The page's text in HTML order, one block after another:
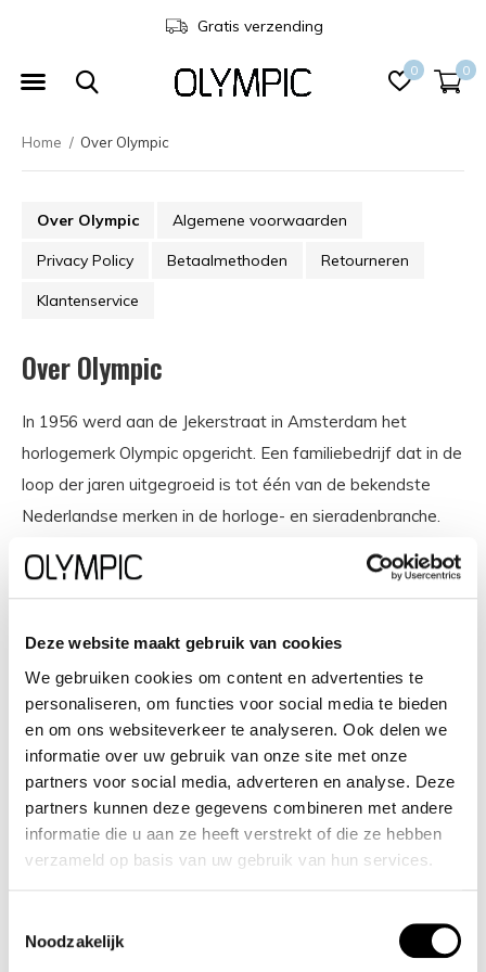
Deze website maakt gebruik van cookies
We gebruiken cookies om content en advertenties te
personaliseren, om functies voor social media te bieden
en om ons websiteverkeer te analyseren. Ook delen we
informatie over uw gebruik van onze site met onze
partners voor social media, adverteren en analyse. Deze
partners kunnen deze gegevens combineren met andere
informatie die u aan ze heeft verstrekt of die ze hebben
verzameld op basis van uw gebruik van hun services.
Noodzakelijk
0 0
Gratis verzending
Home Over Olympic
Over Olympic Algemene voorwaarden
Privacy Policy Betaalmethoden Retourneren
Klantenservice
Over Olympic
In 1956 werd aan de Jekerstraat in Amsterdam het
horlogemerk Olympic opgericht. Een familiebedrijf dat in de
loop der jaren uitgegroeid is tot één van de bekendste
Nederlandse merken in de horloge- en sieradenbranche.
Jouw horloge weerspiegelt wie je bent, jouw waarden en
stijlvol, tijdloos en gestroomlijnd design. Hierdoor zijn ze
geschikt voor elke gelegenheid. Van stoere chronografen
tot slimline series, digitale uurwerken en elegante
dameshorloges: Olympic is voor iedereen, geïnspireerd op
het dagelijks leven.
Onze horloges zijn ontworpen voor de moderne
consument, die op zoek is naar een balans tussen
horloges veelzijdig te maken, zodat ze zowel voor formele
als informele gelegenheden kunnen worden gedragen. We